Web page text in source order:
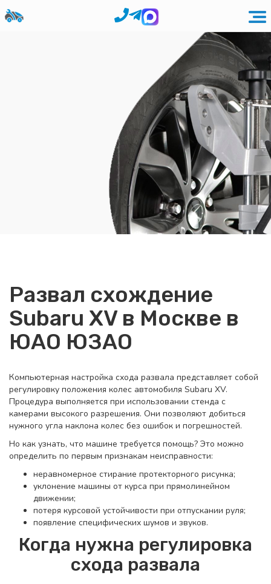
Развал схождение
Subaru XV в Москве в
ЮАО ЮЗАО
Компьютерная настройка схода развала представляет собой
регулировку положения колес автомобиля Subaru XV.
Процедура выполняется при использовании стенда с
камерами высокого разрешения. Они позволяют добиться
нужного угла наклона колес без ошибок и погрешностей.
Но как узнать, что машине требуется помощь? Это можно
определить по первым признакам неисправности:
неравномерное стирание протекторного рисунка;
уклонение машины от курса при прямолинейном
движении;
потеря курсовой устойчивости при отпускании руля;
появление специфических шумов и звуков.
Когда нужна регулировка
схода развала